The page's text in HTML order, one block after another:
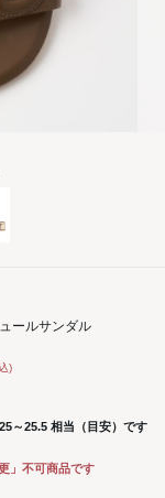
ールサンダル
)
～25.5 相当（目安）です
」不可商品です